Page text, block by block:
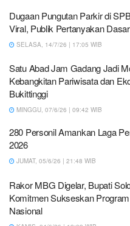
Dugaan Pungutan Parkir di
Viral, Publik Pertanyakan
SELASA, 14/7/26 | 17:05 WIB
Satu Abad Jam Gadang Jadi
Kebangkitan Pariwisata dan
Bukittinggi
MINGGU, 07/6/26 | 09:42 WIB
280 Personil Amankan Laga
2026
JUMAT, 05/6/26 | 21:48 WIB
Rakor MBG Digelar, Bupati
Komitmen Sukseskan
Nasional